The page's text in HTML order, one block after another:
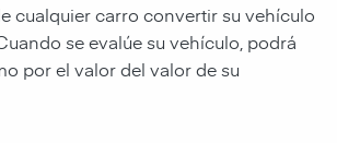
cualquier carro convertir su vehículo
se evalúe su vehículo, podrá
por el valor del valor de su